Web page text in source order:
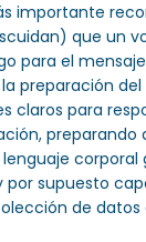
importante
que un
para el
preparación
claros para
preparando
corporal
supuesto
de datos